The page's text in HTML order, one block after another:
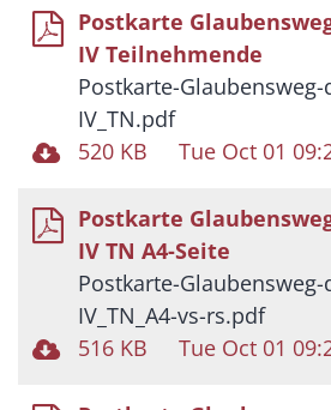
Postkarte
IV Teilnehmende
Postkarte-
IV_TN.pdf
520 KB
Tue Oct 01
Postkarte
IV TN A4-Seite
Postkarte-
IV_TN_A4-vs-rs.pdf
516 KB
Tue Oct 01